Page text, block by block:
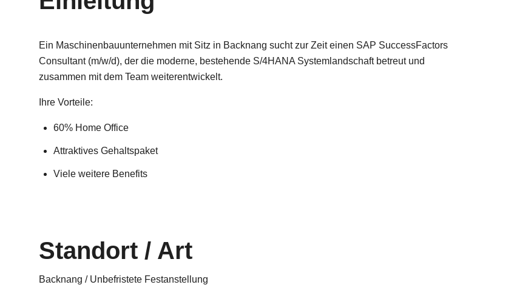
Ein Maschinenbauunternehmen mit Sitz in Backnang sucht zur Zeit einen SAP SuccessFactors
Consultant (m/w/d), der die moderne, bestehende S/4HANA Systemlandschaft betreut und
zusammen mit dem Team weiterentwickelt.
Ihre Vorteile:
60% Home Office
Attraktives Gehaltspaket
Viele weitere Benefits
Standort / Art
Backnang / Unbefristete Festanstellung